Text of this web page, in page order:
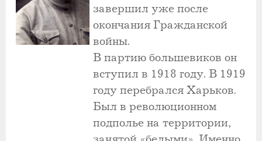
завершил уже после
окончания Гражданской
войны.
В партию большевиков он
вступил в 1918 году. В 1919
году перебрался Харьков.
Был в революционном
подполье на территории,